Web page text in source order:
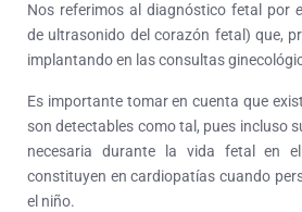
Nos referimos al diagnóstico fetal por
de ultrasonido del corazón fetal) que,
implantando en las consultas
Es importante tomar en cuenta que
son detectables como tal, pues incluso
necesaria durante la vida fetal en
constituyen en cardiopatías cuando
el niño.